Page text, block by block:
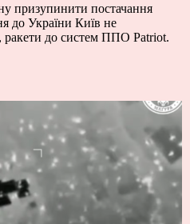
призупинити постачання
до України Київ не
ракети до систем ППО Patriot.